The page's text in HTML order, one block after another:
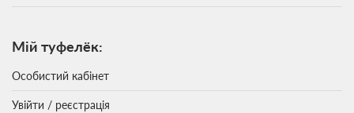
Мій туфелёк:
Особистий кабінет
Увійти / реєстрація